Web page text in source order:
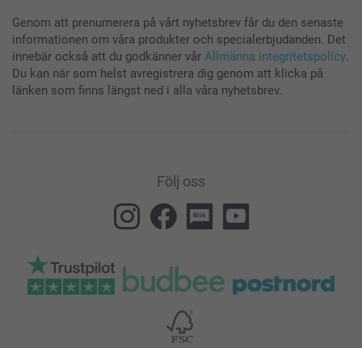
Genom att prenumerera på vårt nyhetsbrev får du den senaste
informationen om våra produkter och specialerbjudanden. Det
innebär också att du godkänner vår Allmänna integritetspolicy.
Du kan när som helst avregistrera dig genom att klicka på
länken som finns längst ned i alla våra nyhetsbrev.
Följ oss